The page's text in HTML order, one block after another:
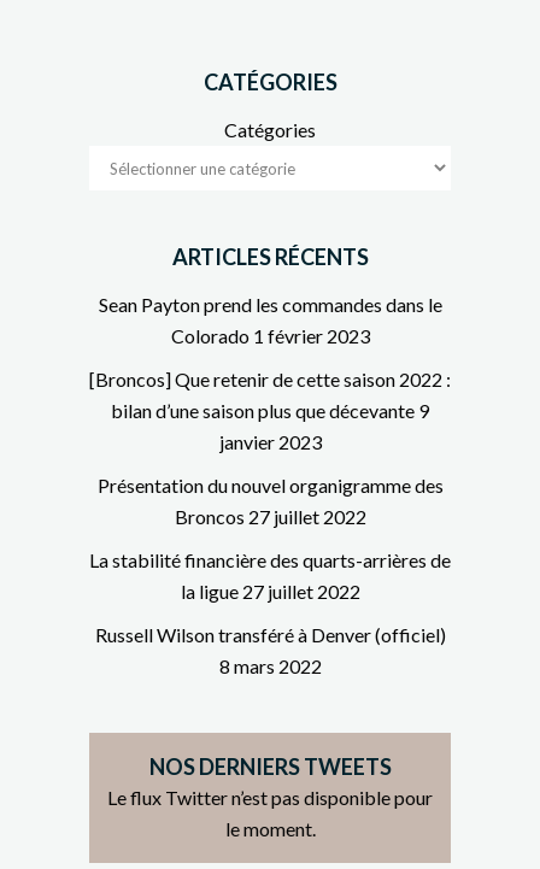
CATÉGORIES
Catégories
ARTICLES RÉCENTS
Sean Payton prend les commandes dans le
Colorado 1 février 2023
[Broncos] Que retenir de cette saison 2022 :
bilan d’une saison plus que décevante 9
janvier 2023
Présentation du nouvel organigramme des
Broncos 27 juillet 2022
La stabilité financière des quarts-arrières de
la ligue 27 juillet 2022
Russell Wilson transféré à Denver (officiel)
8 mars 2022
NOS DERNIERS TWEETS
Le flux Twitter n’est pas disponible pour
le moment.